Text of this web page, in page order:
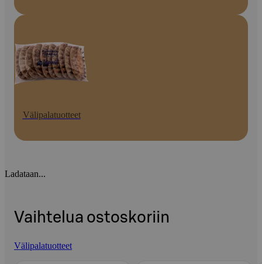
Välipalatuotteet
Ladataan...
Vaihtelua ostoskoriin
Välipalatuotteet